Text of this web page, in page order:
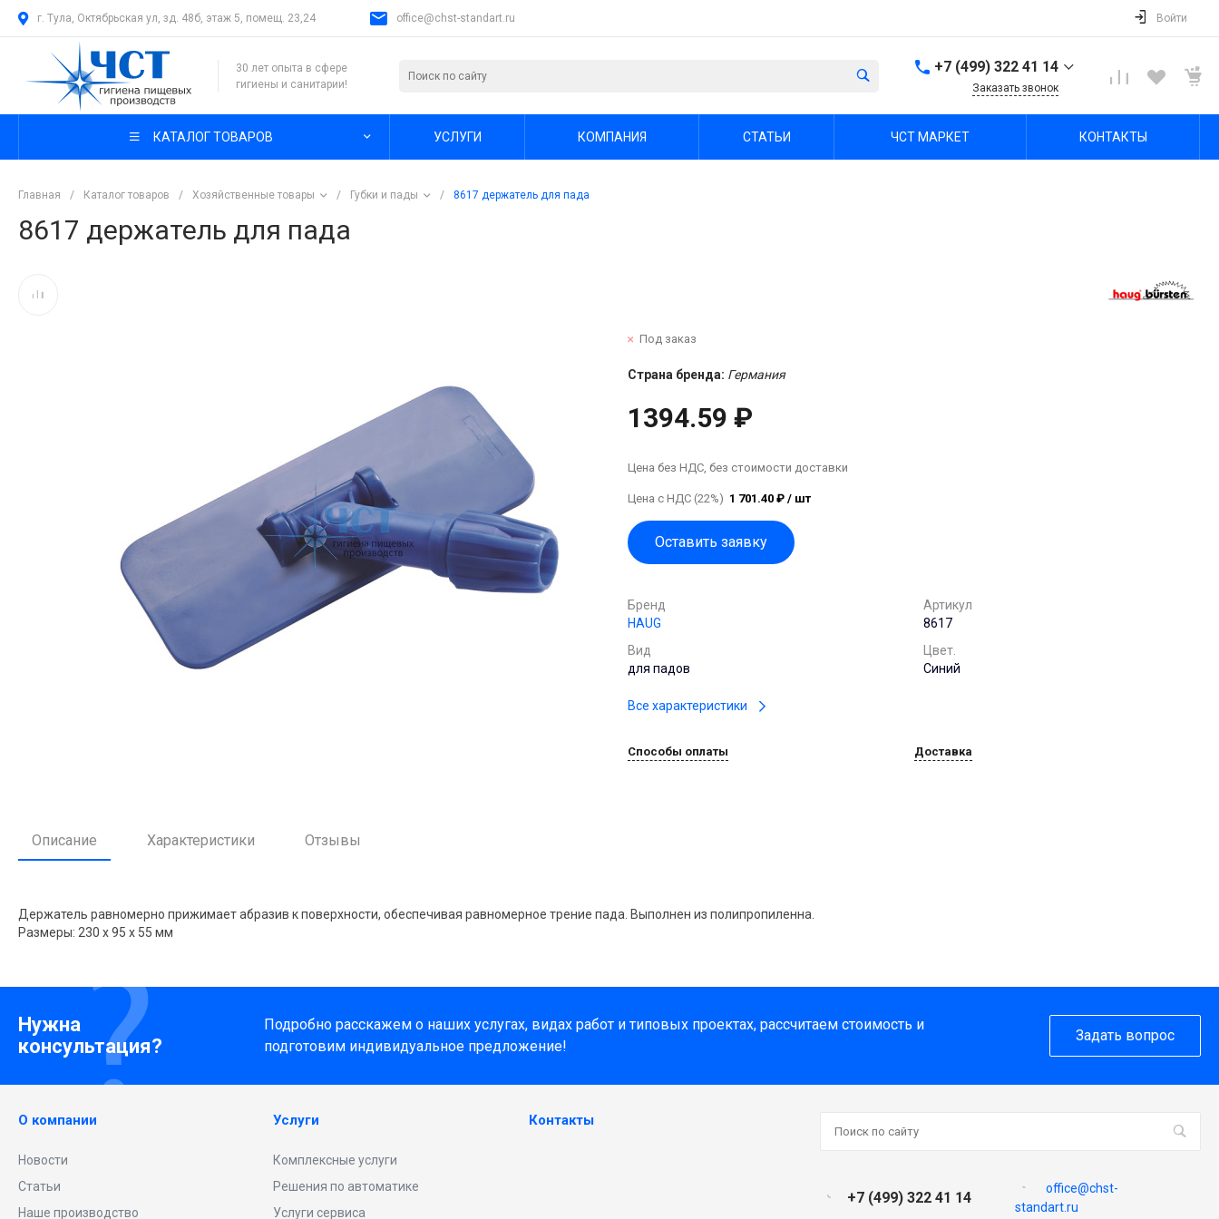
г. Тула, Октябрьская ул, зд. 48б, этаж 5, помещ. 23,24 office@chst-standart.ru Войти
30 лет опыта в сфере
гигиены и санитарии!
+7 (499) 322 41 14
г. Тула, Октябрьская ул,
+7 499 322 41 14
489, этаж 5, каб. 506.
Пн-Пт: 8:00-17:00 Cб-Вс:
Заказать звонок
КАТАЛОГ ТОВАРОВ УСЛУГИ КОМПАНИЯ СТАТЬИ ЧСТ МАРКЕТ КОНТАКТЫ
Главная / Каталог товаров / Хозяйственные товары / Губки и пады / 8617 держатель для пада
8617 держатель для пада
Под заказ
Страна бренда: Германия
1394.59 ₽
Цена без НДС, без стоимости доставки
Цена с НДС (22%) 1 701.40 ₽ / шт
Оставить заявку
Бренд
HAUG
Артикул
8617
Вид
для падов
Цвет.
Синий
Все характеристики
Способы оплаты Доставка
Описание Характеристики Отзывы
Держатель равномерно прижимает абразив к поверхности, обеспечивая равномерное трение пада. Выполнен из полипропиленна.
Размеры: 230 x 95 x 55 мм
Нужна
консультация?
Подробно расскажем о наших услугах, видах работ и типовых проектах, рассчитаем стоимость и
подготовим индивидуальное предложение!
Задать вопрос
О компании
Новости
Статьи
Наше производство
Услуги
Комплексные услуги
Решения по автоматике
Услуги сервиса
Контакты
+7 (499) 322 41 14
office@chst-
standart.ru